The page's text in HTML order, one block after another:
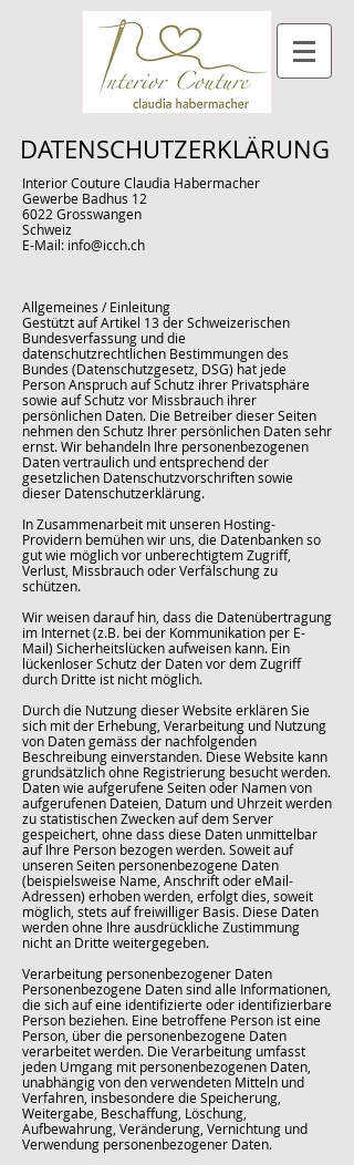
DATENSCHUTZERKLÄRUNG
Interior Couture Claudia Habermacher
Gewerbe Badhus 12
6022 Grosswangen
Schweiz
E-Mail: info@icch.ch
Allgemeines / Einleitung
Gestützt auf Artikel 13 der Schweizerischen
Bundesverfassung und die
datenschutzrechtlichen Bestimmungen des
Bundes (Datenschutzgesetz, DSG) hat jede
Person Anspruch auf Schutz ihrer Privatsphäre
sowie auf Schutz vor Missbrauch ihrer
persönlichen Daten. Die Betreiber dieser Seiten
nehmen den Schutz Ihrer persönlichen Daten sehr
ernst. Wir behandeln Ihre personenbezogenen
Daten vertraulich und entsprechend der
gesetzlichen Datenschutzvorschriften sowie
dieser Datenschutzerklärung.
In Zusammenarbeit mit unseren Hosting-
Providern bemühen wir uns, die Datenbanken so
gut wie möglich vor unberechtigtem Zugriff,
Verlust, Missbrauch oder Verfälschung zu
schützen.
Wir weisen darauf hin, dass die Datenübertragung
im Internet (z.B. bei der Kommunikation per E-
Mail) Sicherheitslücken aufweisen kann. Ein
lückenloser Schutz der Daten vor dem Zugriff
durch Dritte ist nicht möglich.
Durch die Nutzung dieser Website erklären Sie
sich mit der Erhebung, Verarbeitung und Nutzung
von Daten gemäss der nachfolgenden
Beschreibung einverstanden. Diese Website kann
grundsätzlich ohne Registrierung besucht werden.
Daten wie aufgerufene Seiten oder Namen von
aufgerufenen Dateien, Datum und Uhrzeit werden
zu statistischen Zwecken auf dem Server
gespeichert, ohne dass diese Daten unmittelbar
auf Ihre Person bezogen werden. Soweit auf
unseren Seiten personenbezogene Daten
(beispielsweise Name, Anschrift oder eMail-
Adressen) erhoben werden, erfolgt dies, soweit
möglich, stets auf freiwilliger Basis. Diese Daten
werden ohne Ihre ausdrückliche Zustimmung
nicht an Dritte weitergegeben.
Verarbeitung personenbezogener Daten
Personenbezogene Daten sind alle Informationen,
die sich auf eine identifizierte oder identifizierbare
Person beziehen. Eine betroffene Person ist eine
Person, über die personenbezogene Daten
verarbeitet werden. Die Verarbeitung umfasst
jeden Umgang mit personenbezogenen Daten,
unabhängig von den verwendeten Mitteln und
Verfahren, insbesondere die Speicherung,
Weitergabe, Beschaffung, Löschung,
Aufbewahrung, Veränderung, Vernichtung und
Verwendung personenbezogener Daten.